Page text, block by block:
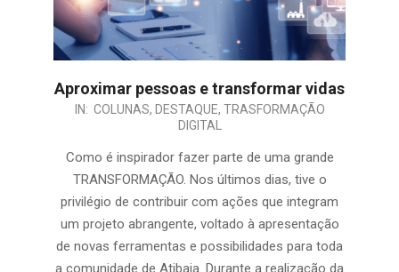
Aproximar pessoas e transformar vidas
IN: COLUNAS, DESTAQUE, TRASFORMAÇÃO
DIGITAL
Como é inspirador fazer parte de uma grande
TRANSFORMAÇÃO. Nos últimos dias, tive o
privilégio de contribuir com ações que integram
um projeto abrangente, voltado à apresentação
de novas ferramentas e possibilidades para toda